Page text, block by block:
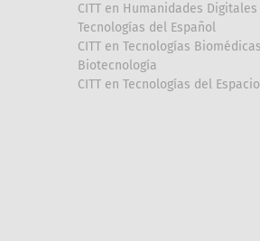
CITT en Humanidades Digitales
Tecnologías del Español
CITT en Tecnologías
Biotecnología
CITT en Tecnologías del Espacio